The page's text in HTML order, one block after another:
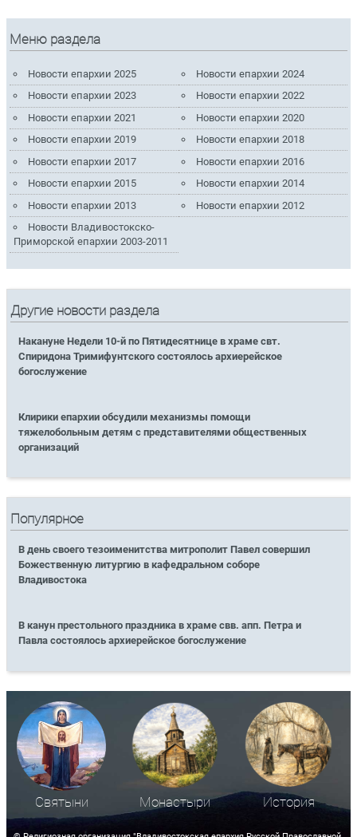
Меню раздела
Новости епархии 2025
Новости епархии 2024
Новости епархии 2023
Новости епархии 2022
Новости епархии 2021
Новости епархии 2020
Новости епархии 2019
Новости епархии 2018
Новости епархии 2017
Новости епархии 2016
Новости епархии 2015
Новости епархии 2014
Новости епархии 2013
Новости епархии 2012
Новости Владивостокско-
Приморской епархии 2003-2011
Другие новости раздела
Накануне Недели 10-й по Пятидесятнице в храме свт.
Спиридона Тримифунтского состоялось архиерейское
богослужение
Клирики епархии обсудили механизмы помощи
тяжелобольным детям с представителями общественных
организаций
Популярное
В день своего тезоименитства митрополит Павел совершил
Божественную литургию в кафедральном соборе
Владивостока
В канун престольного праздника в храме свв. апп. Петра и
Павла состоялось архиерейское богослужение
Святыни Монастыри История